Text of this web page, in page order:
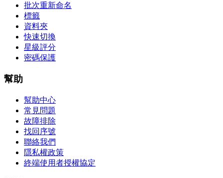
批次重新命名
標籤
資料夾
快速切換
星級評分
密碼保護
幫助
幫助中心
常見問題
故障排除
找回序號
聯絡我們
隱私權政策
終端使用者授權協定